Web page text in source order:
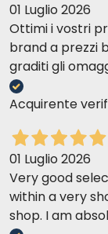
01 Luglio 2026
Ottimi i vostri
brand a prezzi
graditi gli
Acquirente
01 Luglio 2026
Very good
within a very
shop. I am